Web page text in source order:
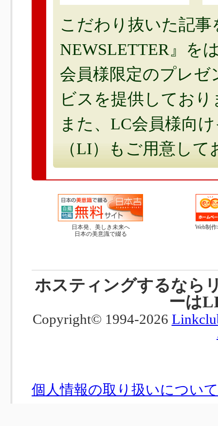
こだわり抜いた記
NEWSLETTER』を
会員様限定のプレ
ビスを提供しており
また、LC会員様向
（LI）もご用意し
日本発、美しき未来へ
日本の美意識で綴る
Web制
ホスティングするなら
ーは
Copyright© 1994-2026
個人情報の取り扱いについて